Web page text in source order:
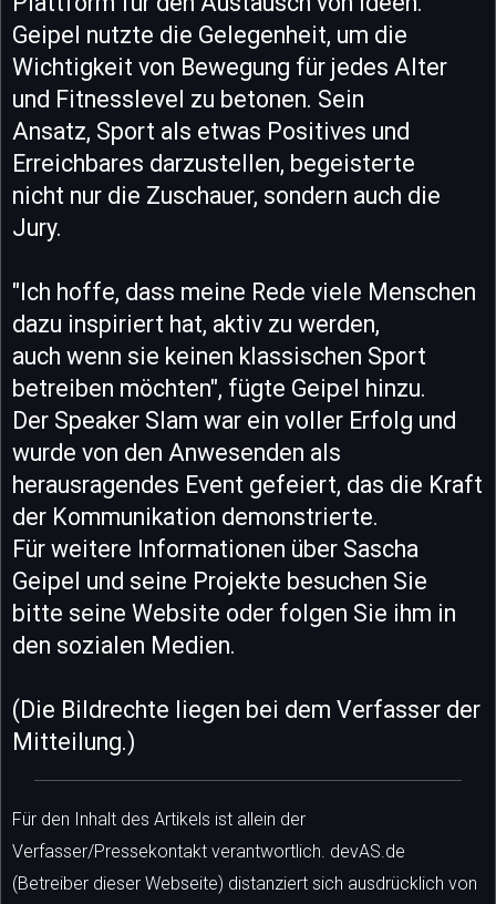
Geipel nutzte die Gelegenheit, um die
Wichtigkeit von Bewegung für jedes Alter
und Fitnesslevel zu betonen. Sein
Ansatz, Sport als etwas Positives und
Erreichbares darzustellen, begeisterte
nicht nur die Zuschauer, sondern auch die
Jury.
"Ich hoffe, dass meine Rede viele Menschen
dazu inspiriert hat, aktiv zu werden,
auch wenn sie keinen klassischen Sport
betreiben möchten", fügte Geipel hinzu.
Der Speaker Slam war ein voller Erfolg und
wurde von den Anwesenden als
herausragendes Event gefeiert, das die Kraft
der Kommunikation demonstrierte.
Für weitere Informationen über Sascha
Geipel und seine Projekte besuchen Sie
bitte seine Website oder folgen Sie ihm in
den sozialen Medien.
(Die Bildrechte liegen bei dem Verfasser der
Mitteilung.)
Für den Inhalt des Artikels ist allein der
Verfasser/Pressekontakt verantwortlich. devAS.de
(Betreiber dieser Webseite) distanziert sich ausdrücklich von